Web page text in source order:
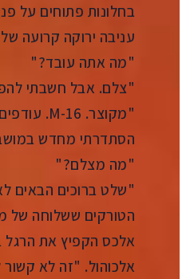
בחלונות פתוחים על
עניבה ירוקה קרועה
"מה אתה עובד?"
"צלם. אבל חשבתי
"מקוצר. 16-M. עודפים של צבא אמריקאי".
הסתדרתי מחדש
"מה מצלם?"
"שלט ברוכים הבאים
הטורקים ששלוחה של
אלכס הקפיץ את הרגל
אלכוהול. "זה לא